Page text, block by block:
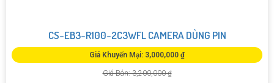
CS-EB3-R100-2C3WFL CAMERA DÙNG PIN
Giá Khuyến Mại: 3,000,000 ₫
Giá Bán: 3,200,000 ₫